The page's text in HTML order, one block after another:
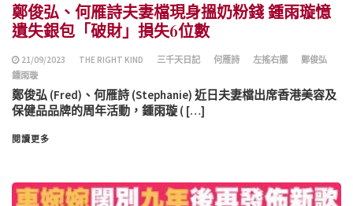
鄭俊弘、何雁詩夫妻檔現身搵奶粉錢 鍾雨璇憶
遺失銀包「破財」損失6位數
21/09/2023 THE RIGHT KIND 三千天日記 何雁詩 左搖右擺
鄭俊弘
鍾雨璇
鄭俊弘 (Fred)、何雁詩 (Stephanie) 近日夫妻檔出席香港美容及
保健品品牌的周年活動，鍾雨璇 ( […]
閱讀更多